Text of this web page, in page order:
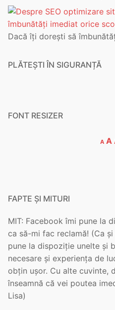
îmbunătăți imediat orice
Dacă îți dorești să
PLĂTEȘTI ÎN SIGURANȚĂ
FONT RESIZER
Afont
A
FAPTE ȘI MITURI
MIT: Facebook îmi pune la
ca să-mi fac reclamă! (Ca
pune la dispoziție unelte și
necesare și experiența de
obțin ușor. Cu alte cuvinte,
înseamnă că vei poutea
Lisa)